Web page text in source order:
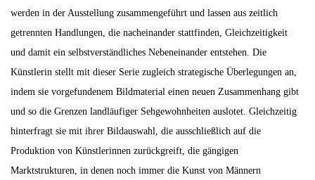
werden in der Ausstellung zusammengeführt und lassen aus zeitlich
getrennten Handlungen, die nacheinander stattfinden, Gleichzeitigkeit
und damit ein selbstverständliches Nebeneinander entstehen. Die
Künstlerin stellt mit dieser Serie zugleich strategische Überlegungen an,
indem sie vorgefundenem Bildmaterial einen neuen Zusammenhang gibt
und so die Grenzen landläufiger Sehgewohnheiten auslotet. Gleichzeitig
hinterfragt sie mit ihrer Bildauswahl, die ausschließlich auf die
Produktion von Künstlerinnen zurückgreift, die gängigen
Marktstrukturen, in denen noch immer die Kunst von Männern